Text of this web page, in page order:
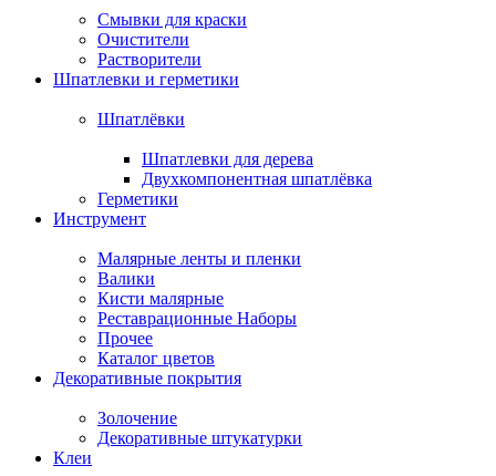
Смывки для краски
Очистители
Растворители
Шпатлевки и герметики
Шпатлёвки
Шпатлевки для дерева
Двухкомпонентная шпатлёвка
Герметики
Инструмент
Малярные ленты и пленки
Валики
Кисти малярные
Реставрационные Наборы
Прочее
Каталог цветов
Декоративные покрытия
Золочение
Декоративные штукатурки
Клеи